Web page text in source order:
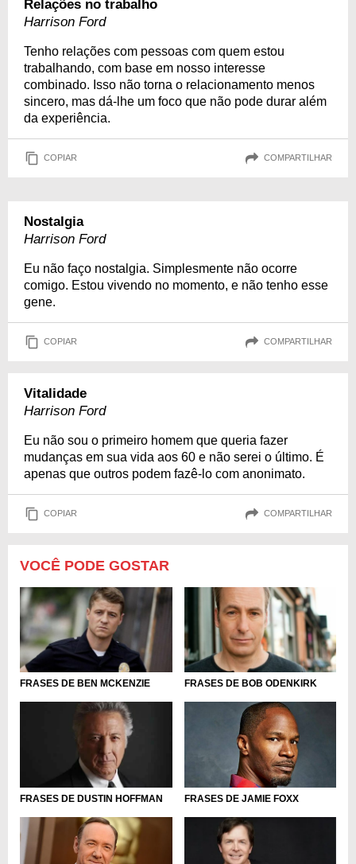
Relações no trabalho
Harrison Ford
Tenho relações com pessoas com quem estou
trabalhando, com base em nosso interesse
combinado. Isso não torna o relacionamento menos
sincero, mas dá-lhe um foco que não pode durar além
da experiência.
COPIAR COMPARTILHAR
Nostalgia
Harrison Ford
Eu não faço nostalgia. Simplesmente não ocorre
comigo. Estou vivendo no momento, e não tenho esse
gene.
COPIAR COMPARTILHAR
Vitalidade
Harrison Ford
Eu não sou o primeiro homem que queria fazer
mudanças em sua vida aos 60 e não serei o último. É
apenas que outros podem fazê-lo com anonimato.
COPIAR COMPARTILHAR
VOCÊ PODE GOSTAR
FRASES DE BEN MCKENZIE FRASES DE BOB ODENKIRK
FRASES DE DUSTIN HOFFMAN FRASES DE JAMIE FOXX